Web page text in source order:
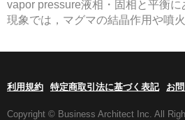
vapor pressure液相・固相と平衡
現象では，マグマの結晶作用や噴
利用規約 特定商取引法に基づく表記 お
Copyright © Business Architect Inc. All